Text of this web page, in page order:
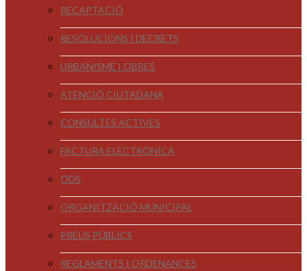
RECAPTACIÓ
RESOLUCIONS I DECRETS
URBANISME I OBRES
ATENCIÓ CIUTADANA
CONSULTES ACTIVES
FACTURA ELECTRÒNICA
ODS
ORGANITZACIÓ MUNICIPAL
PREUS PÚBLICS
REGLAMENTS I ORDENANCES